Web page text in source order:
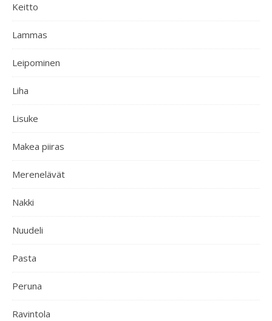
Keitto
Lammas
Leipominen
Liha
Lisuke
Makea piiras
Merenelävät
Nakki
Nuudeli
Pasta
Peruna
Ravintola